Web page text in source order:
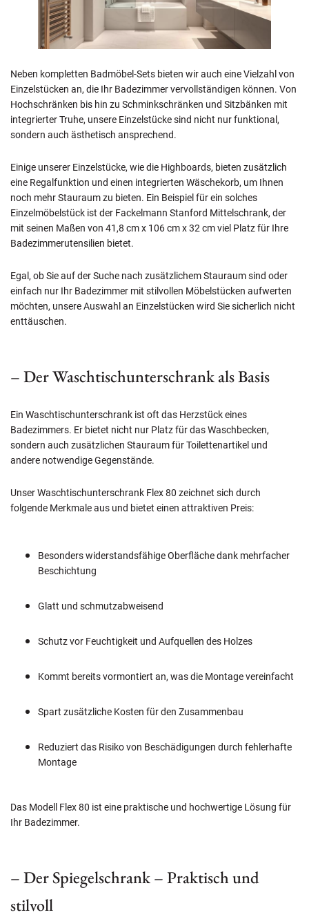
Neben kompletten Badmöbel-Sets bieten wir auch eine Vielzahl von
Einzelstücken an, die Ihr Badezimmer vervollständigen können. Von
Hochschränken bis hin zu Schminkschränken und Sitzbänken mit
integrierter Truhe, unsere Einzelstücke sind nicht nur funktional,
sondern auch ästhetisch ansprechend.
Einige unserer Einzelstücke, wie die Highboards, bieten zusätzlich
eine Regalfunktion und einen integrierten Wäschekorb, um Ihnen
noch mehr Stauraum zu bieten. Ein Beispiel für ein solches
Einzelmöbelstück ist der Fackelmann Stanford Mittelschrank, der
mit seinen Maßen von 41,8 cm x 106 cm x 32 cm viel Platz für Ihre
Badezimmerutensilien bietet.
Egal, ob Sie auf der Suche nach zusätzlichem Stauraum sind oder
einfach nur Ihr Badezimmer mit stilvollen Möbelstücken aufwerten
möchten, unsere Auswahl an Einzelstücken wird Sie sicherlich nicht
enttäuschen.
– Der Waschtischunterschrank als Basis
Ein Waschtischunterschrank ist oft das Herzstück eines
Badezimmers. Er bietet nicht nur Platz für das Waschbecken,
sondern auch zusätzlichen Stauraum für Toilettenartikel und
andere notwendige Gegenstände.
Unser Waschtischunterschrank Flex 80 zeichnet sich durch
folgende Merkmale aus und bietet einen attraktiven Preis:
Besonders widerstandsfähige Oberfläche dank mehrfacher
Beschichtung
Glatt und schmutzabweisend
Schutz vor Feuchtigkeit und Aufquellen des Holzes
Kommt bereits vormontiert an, was die Montage vereinfacht
Spart zusätzliche Kosten für den Zusammenbau
Reduziert das Risiko von Beschädigungen durch fehlerhafte
Montage
Das Modell Flex 80 ist eine praktische und hochwertige Lösung für
Ihr Badezimmer.
– Der Spiegelschrank – Praktisch und
stilvoll